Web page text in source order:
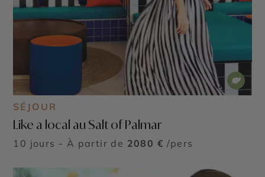
SÉJOUR
Like a local au Salt of Palmar
10 jours - À partir de 2080 € /pers